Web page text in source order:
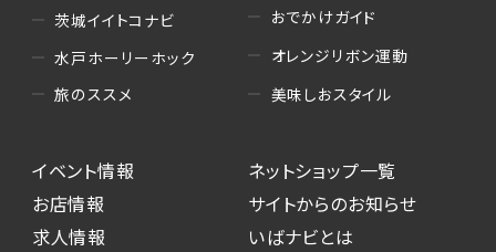
茨城イイトコナビ
水戸ホーリーホック
旅のススメ
おでかけガイド
オレンジリボン運動
美味しおスタイル
イベント情報
お店情報
求人情報
ネットショップ一覧
サイトからのお知らせ
いばナビとは